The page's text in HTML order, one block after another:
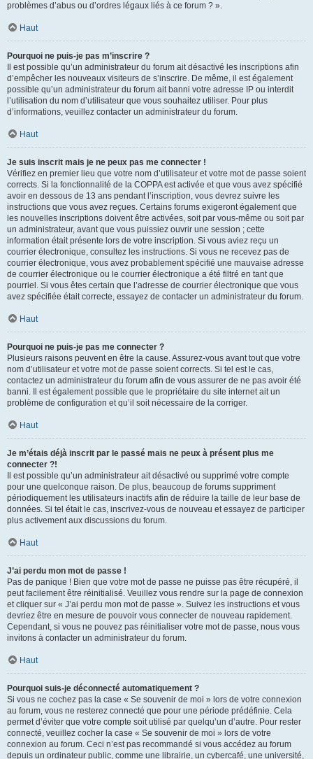
problèmes d’abus ou d’ordres légaux liés à ce forum ? ».
Haut
Pourquoi ne puis-je pas m’inscrire ?
Il est possible qu’un administrateur du forum ait désactivé les inscriptions afin
d’empêcher les nouveaux visiteurs de s’inscrire. De même, il est également
possible qu’un administrateur du forum ait banni votre adresse IP ou interdit
l’utilisation du nom d’utilisateur que vous souhaitez utiliser. Pour plus
d’informations, veuillez contacter un administrateur du forum.
Haut
Je suis inscrit mais je ne peux pas me connecter !
Vérifiez en premier lieu que votre nom d’utilisateur et votre mot de passe soient
corrects. Si la fonctionnalité de la COPPA est activée et que vous avez spécifié
avoir en dessous de 13 ans pendant l’inscription, vous devrez suivre les
instructions que vous avez reçues. Certains forums exigeront également que
les nouvelles inscriptions doivent être activées, soit par vous-même ou soit par
un administrateur, avant que vous puissiez ouvrir une session ; cette
information était présente lors de votre inscription. Si vous aviez reçu un
courrier électronique, consultez les instructions. Si vous ne recevez pas de
courrier électronique, vous avez probablement spécifié une mauvaise adresse
de courrier électronique ou le courrier électronique a été filtré en tant que
pourriel. Si vous êtes certain que l’adresse de courrier électronique que vous
avez spécifiée était correcte, essayez de contacter un administrateur du forum.
Haut
Pourquoi ne puis-je pas me connecter ?
Plusieurs raisons peuvent en être la cause. Assurez-vous avant tout que votre
nom d’utilisateur et votre mot de passe soient corrects. Si tel est le cas,
contactez un administrateur du forum afin de vous assurer de ne pas avoir été
banni. Il est également possible que le propriétaire du site internet ait un
problème de configuration et qu’il soit nécessaire de la corriger.
Haut
Je m’étais déjà inscrit par le passé mais ne peux à présent plus me
connecter ?!
Il est possible qu’un administrateur ait désactivé ou supprimé votre compte
pour une quelconque raison. De plus, beaucoup de forums suppriment
périodiquement les utilisateurs inactifs afin de réduire la taille de leur base de
données. Si tel était le cas, inscrivez-vous de nouveau et essayez de participer
plus activement aux discussions du forum.
Haut
J’ai perdu mon mot de passe !
Pas de panique ! Bien que votre mot de passe ne puisse pas être récupéré, il
peut facilement être réinitialisé. Veuillez vous rendre sur la page de connexion
et cliquer sur « J’ai perdu mon mot de passe ». Suivez les instructions et vous
devriez être en mesure de pouvoir vous connecter de nouveau rapidement.
Cependant, si vous ne pouvez pas réinitialiser votre mot de passe, nous vous
invitons à contacter un administrateur du forum.
Haut
Pourquoi suis-je déconnecté automatiquement ?
Si vous ne cochez pas la case « Se souvenir de moi » lors de votre connexion
au forum, vous ne resterez connecté que pour une période prédéfinie. Cela
permet d’éviter que votre compte soit utilisé par quelqu’un d’autre. Pour rester
connecté, veuillez cocher la case « Se souvenir de moi » lors de votre
connexion au forum. Ceci n’est pas recommandé si vous accédez au forum
depuis un ordinateur public, comme une librairie, un cybercafé, une université,